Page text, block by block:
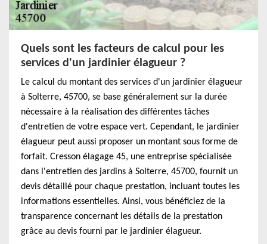
Quels sont les facteurs de calcul pour les
services d'un jardinier élagueur ?
Le calcul du montant des services d'un jardinier élagueur
à Solterre, 45700, se base généralement sur la durée
nécessaire à la réalisation des différentes tâches
d'entretien de votre espace vert. Cependant, le jardinier
élagueur peut aussi proposer un montant sous forme de
forfait. Cresson élagage 45, une entreprise spécialisée
dans l'entretien des jardins à Solterre, 45700, fournit un
devis détaillé pour chaque prestation, incluant toutes les
informations essentielles. Ainsi, vous bénéficiez de la
transparence concernant les détails de la prestation
grâce au devis fourni par le jardinier élagueur.